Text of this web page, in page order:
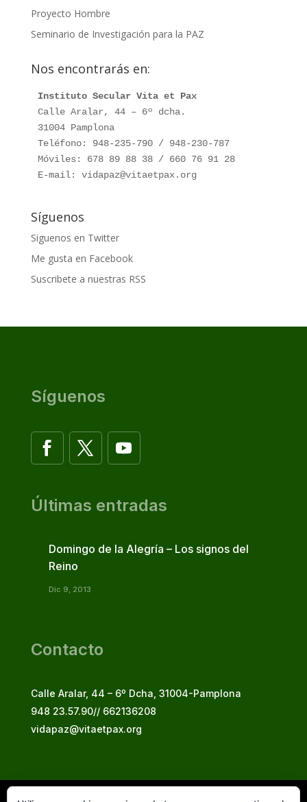
Proyecto Hombre
Seminario de Investigación para la PAZ
Nos encontrarás en:
Instituto Secular Vita et Pax
Calle Aralar, 44 – 6º dcha.
31004 Pamplona
Teléfono: 948-235-790 / 948-230-787
Móviles: 678 89 88 38 / 660 76 91 28
E-mail: vidapaz@vitaetpax.org
Síguenos
Siguenos en Twitter
Me gusta en Facebook
Suscribete a nuestras RSS
Síguenos
Últimas entradas
Domingo de la Alegría – Los signos del
Reino
Dic 9, 2013
Contacto
Calle Aralar, 44 – 6º Dcha, 31004-Pamplona
948 23.57.90// 662136208
vidapaz@vitaetpax.org